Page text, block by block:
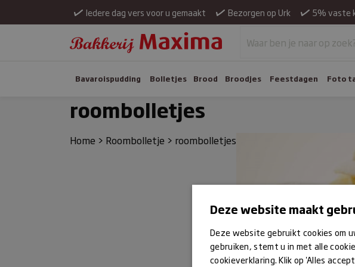
Iedere dag vers voor u gemaakt Bezorgen op Urk 5% vaste
Bavaroispudding Bolletjes Brood Broodjes Feestdagen Foto
roombolletjes
Home > Roombolletje > roombolletjes
Deze website maakt
Deze website gebruikt cookies om
gebruiken, stemt u in met alle
cookieverklaring. Klik op 'Alles